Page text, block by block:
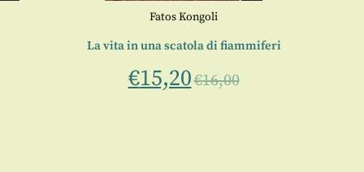
Fatos Kongoli
La vita in una scatola di fiammiferi
€15,20€16,00